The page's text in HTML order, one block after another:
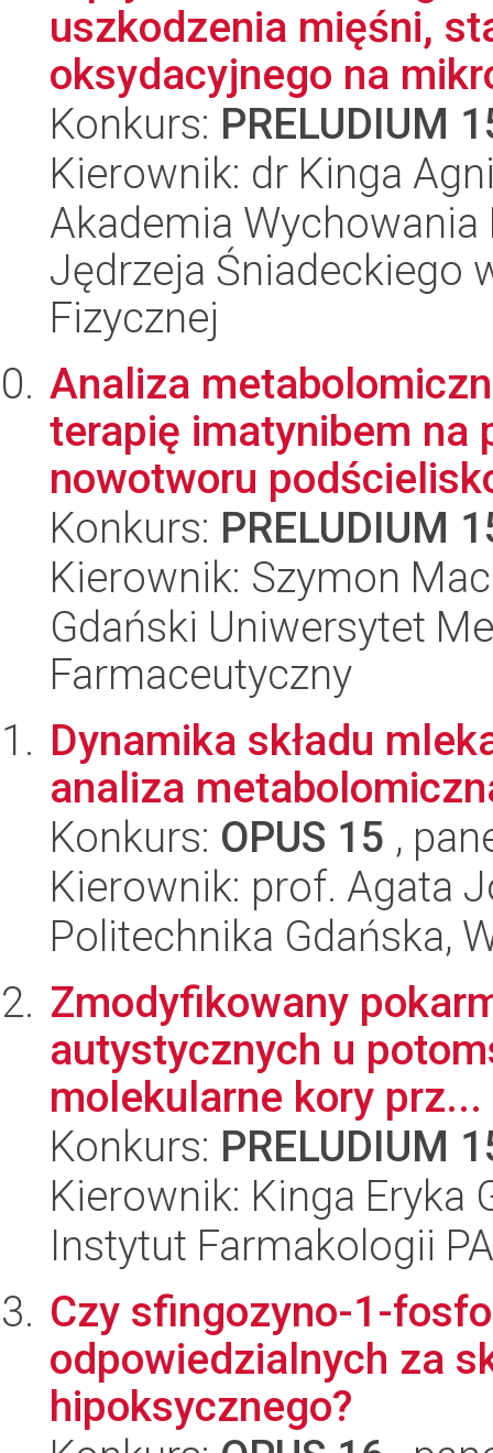
uszkodzenia mięśni,
oksydacyjnego na
Konkurs: PRELUDIUM
Kierownik: dr Kinga
Akademia
Jędrzeja Śniadeckiego
Fizycznej
Analiza
terapię imatynibem na
nowotworu
Konkurs: PRELUDIUM
Kierownik: Szymon
Gdański Uniwersytet
Farmaceutyczny
Dynamika składu
analiza
Konkurs: OPUS 15 ,
Kierownik: prof. Agata
Politechnika Gdańska,
Zmodyfikowany
autystycznych u
molekularne kory prz...
Konkurs: PRELUDIUM
Kierownik: Kinga Eryka
Instytut Farmakologii
Czy sfingozyno-1-
odpowiedzialnych za
hipoksycznego?